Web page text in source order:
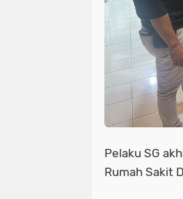
Pelaku SG
Rumah Sakit